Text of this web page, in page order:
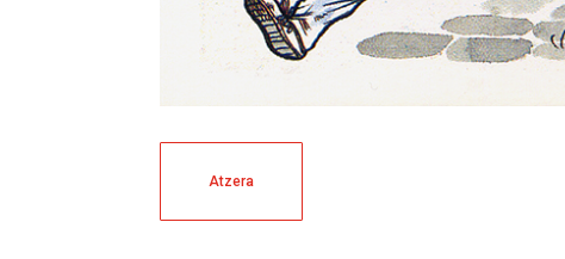
Atzera